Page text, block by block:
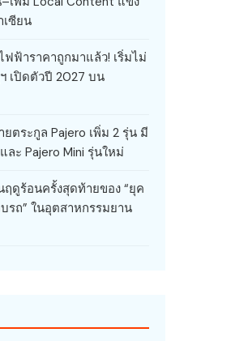
เซียน
ฟฟ้าราคาถูกมาแล้ว! เริ่มไม่
เปิดตัวปี 2027 บน
ตระกูล Pajero เพิ่ม 2 รุ่น มี
ละ Pajero Mini รุ่นใหม่
ดูร้อนครั้งสุดท้ายของ “ยุค
รถ” ในอุตสาหกรรมยาน